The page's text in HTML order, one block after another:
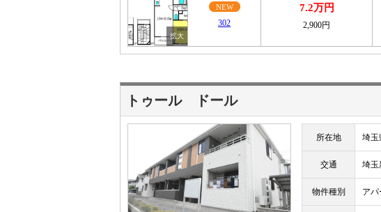
NEW
302
7.2万円
2,900円
トゥール ドール
所在地 埼玉
交通 埼
物件種別 アパ